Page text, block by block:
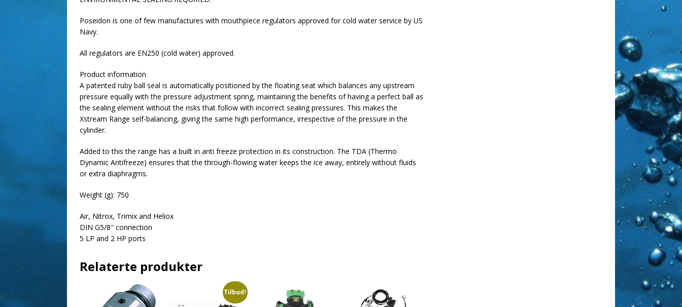
Poseidon is one of few manufactures with mouthpiece regulators approved for cold water service by US
Navy.
All regulators are EN250 (cold water) approved.
Product information
A patented ruby ball seal is automatically positioned by the floating seat which balances any upstream
pressure equally with the pressure adjustment spring, maintaining the benefits of having a perfect ball as
the sealing element without the risks that follow with incorrect sealing pressures. This makes the
Xstream Range self-balancing, giving the same high performance, irrespective of the pressure in the
cylinder.
Added to this the range has a built in anti freeze protection in its construction. The TDA (Thermo
Dynamic Antifreeze) ensures that the through-flowing water keeps the ice away, entirely without fluids
or extra diaphragms.
Weight (g): 750
Air, Nitrox, Trimix and Heliox
DIN G5/8″ connection
5 LP and 2 HP ports
Relaterte produkter
Tilbud!